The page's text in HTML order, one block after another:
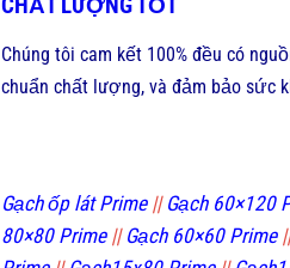
Chúng tôi cam kết 100% đều có
chuẩn chất lượng, và đảm bảo sức
Gạch ốp lát Prime|| Gạch 60×120
80×80 Prime ||Gạch 60×60 Prime